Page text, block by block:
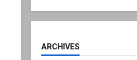
ARCHIVES